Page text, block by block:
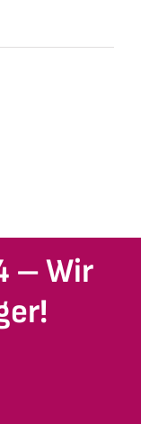
– Wir